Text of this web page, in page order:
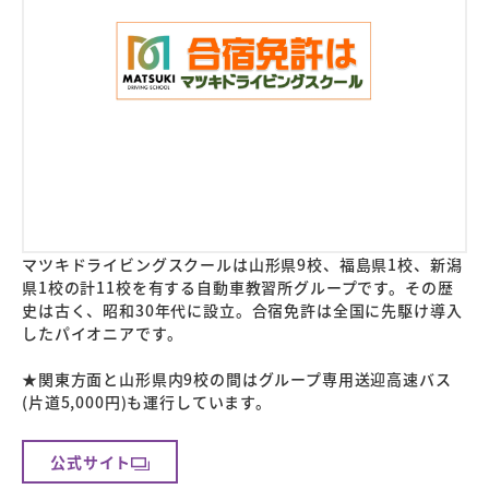
マツキドライビングスクールは山形県9校、福島県1校、新潟
県1校の計11校を有する自動車教習所グループです。その歴
史は古く、昭和30年代に設立。合宿免許は全国に先駆け導入
したパイオニアです。
★関東方面と山形県内9校の間はグループ専用送迎高速バス
(片道5,000円)も運行しています。
公式サイト